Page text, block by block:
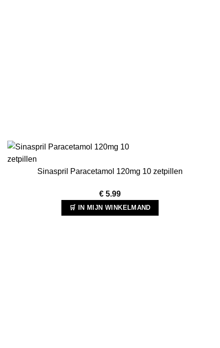
Sinaspril Paracetamol 120mg 10 zetpillen
€ 5.99
🛒 IN MIJN WINKELMAND